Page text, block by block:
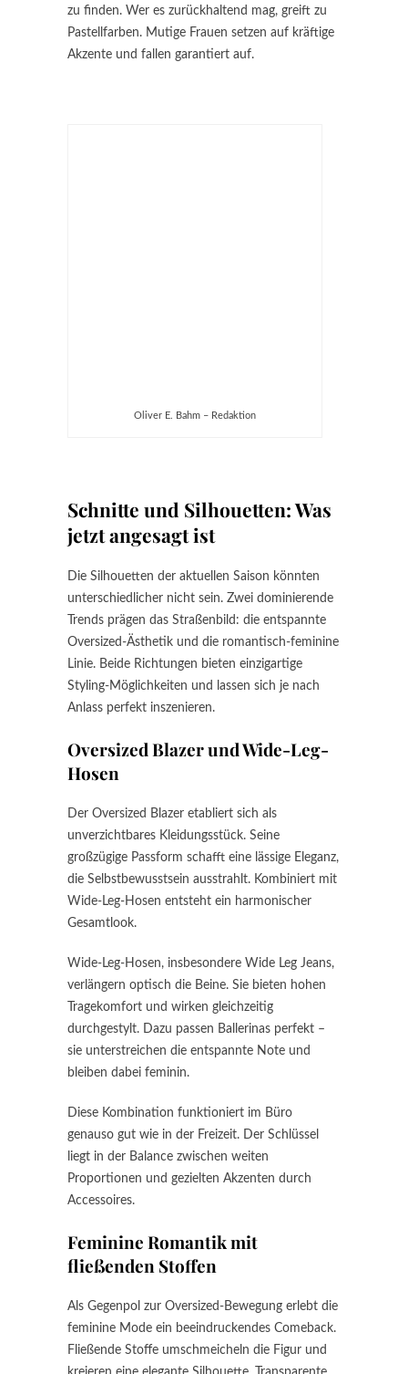
zu finden. Wer es zurückhaltend mag, greift zu
Pastellfarben. Mutige Frauen setzen auf kräftige
Akzente und fallen garantiert auf.
Oliver E. Bahm – Redaktion
Schnitte und Silhouetten: Was
jetzt angesagt ist
Die Silhouetten der aktuellen Saison könnten
unterschiedlicher nicht sein. Zwei dominierende
Trends prägen das Straßenbild: die entspannte
Oversized-Ästhetik und die romantisch-feminine
Linie. Beide Richtungen bieten einzigartige
Styling-Möglichkeiten und lassen sich je nach
Anlass perfekt inszenieren.
Oversized Blazer und Wide-Leg-
Hosen
Der Oversized Blazer etabliert sich als
unverzichtbares Kleidungsstück. Seine
großzügige Passform schafft eine lässige Eleganz,
die Selbstbewusstsein ausstrahlt. Kombiniert mit
Wide-Leg-Hosen entsteht ein harmonischer
Gesamtlook.
Wide-Leg-Hosen, insbesondere Wide Leg Jeans,
verlängern optisch die Beine. Sie bieten hohen
Tragekomfort und wirken gleichzeitig
durchgestylt. Dazu passen Ballerinas perfekt –
sie unterstreichen die entspannte Note und
bleiben dabei feminin.
Diese Kombination funktioniert im Büro
genauso gut wie in der Freizeit. Der Schlüssel
liegt in der Balance zwischen weiten
Proportionen und gezielten Akzenten durch
Accessoires.
Feminine Romantik mit
fließenden Stoffen
Als Gegenpol zur Oversized-Bewegung erlebt die
feminine Mode ein beeindruckendes Comeback.
Fließende Stoffe umschmeicheln die Figur und